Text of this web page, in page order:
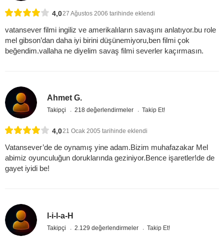
4,027 Ağustos 2006 tarihinde eklendi
vatansever filmi ingiliz ve amerikalıların savaşını anlatıyor.bu role
mel gibson’dan daha iyi birini düşünemiyoru,ben filmi çok
beğendim.vallaha ne diyelim savaş filmi severler kaçırmasın.
Ahmet G.
Takipçi 218 değerlendirmeler Takip Et!
4,021 Ocak 2005 tarihinde eklendi
Vatansever’de de oynamış yine adam.Bizim muhafazakar Mel
abimiz oyunculuğun doruklarında geziniyor.Bence işaretler!de de
gayet iyidi be!
l-i-l-a-H
Takipçi 2.129 değerlendirmeler Takip Et!